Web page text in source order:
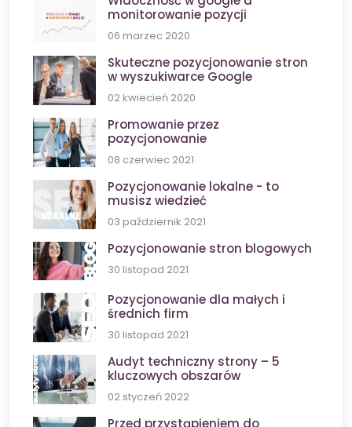
monitorowanie pozycji
06 marzec 2020
Skuteczne pozycjonowanie stron
w wyszukiwarce Google
02 kwiecień 2020
Promowanie przez
pozycjonowanie
08 czerwiec 2021
Pozycjonowanie lokalne - to
musisz wiedzieć
03 październik 2021
Pozycjonowanie stron blogowych
30 listopad 2021
Pozycjonowanie dla małych i
średnich firm
30 listopad 2021
Audyt techniczny strony – 5
kluczowych obszarów
02 styczeń 2022
Przed przystąpieniem do